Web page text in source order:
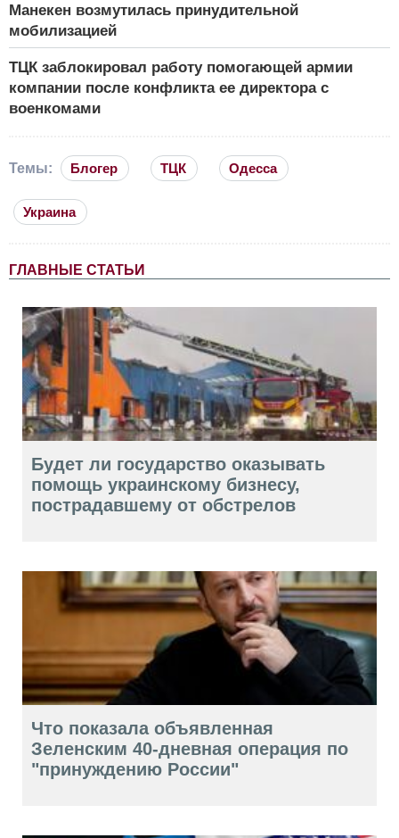
Манекен возмутилась принудительной
мобилизацией
ТЦК заблокировал работу помогающей армии
компании после конфликта ее директора с
военкомами
Темы: Блогер ТЦК Одесса
Украина
ГЛАВНЫЕ СТАТЬИ
Будет ли государство оказывать
помощь украинскому бизнесу,
пострадавшему от обстрелов
Что показала объявленная
Зеленским 40-дневная операция по
"принуждению России"